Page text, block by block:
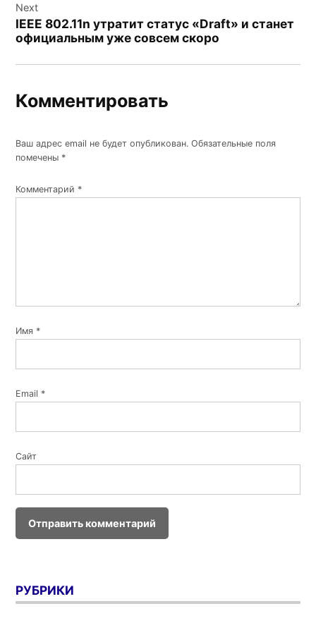
Next
IEEE 802.11n утратит статус «Draft» и станет
официальным уже совсем скоро
Комментировать
Ваш адрес email не будет опубликован. Обязательные поля
помечены *
Комментарий *
Имя *
Email *
Сайт
РУБРИКИ